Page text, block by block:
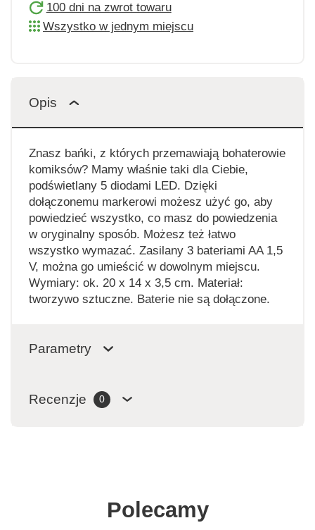
100 dni na zwrot towaru
Wszystko w jednym miejscu
Opis
Znasz bańki, z których przemawiają bohaterowie
komiksów? Mamy właśnie taki dla Ciebie,
podświetlany 5 diodami LED. Dzięki
dołączonemu markerowi możesz użyć go, aby
powiedzieć wszystko, co masz do powiedzenia
w oryginalny sposób. Możesz też łatwo
wszystko wymazać. Zasilany 3 bateriami AA 1,5
V, można go umieścić w dowolnym miejscu.
Wymiary: ok. 20 x 14 x 3,5 cm. Materiał:
tworzywo sztuczne. Baterie nie są dołączone.
Parametry
Recenzje 0
Polecamy